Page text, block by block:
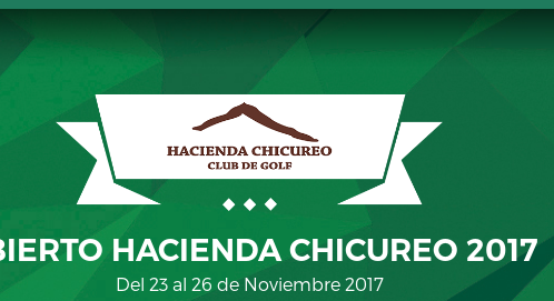
HACIENDA CHICUREO 2017
Del 23 al 26 de Noviembre 2017